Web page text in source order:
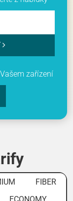
zařízení
FIBER
ECONOMY